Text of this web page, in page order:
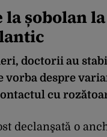
la șobolan
doctorii au
vorba despre
cu
declanşată o